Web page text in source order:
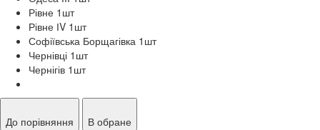
Рівне 1 шт
Рівне ІV 1 шт
Софіївська Борщагівка 1 шт
Чернівці 1 шт
Чернігів 1 шт
До порівняння
В обране